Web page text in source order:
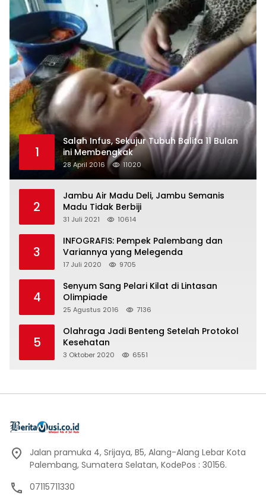
1
Salah Infus, Sekujur Tubuh Balita 11 Bulan
ini Membengkak
28 April 2016 11020
2
Jambu Air Madu Deli, Jambu Semanis
Madu Tidak Berbiji
31 Juli 2021 10614
3
INFOGRAFIS: Pempek Palembang dan
Variannya yang Melegenda
17 Juli 2020 9705
4
Senyum Sang Pelari Kilat di Lintasan
Olimpiade
25 Agustus 2016 7136
5
Olahraga Jadi Benteng Setelah Protokol
Kesehatan
3 Oktober 2020 6551
Jalan pramuka 4, Srijaya, B5, Alang-Alang Lebar Kota
Palembang, Sumatera Selatan, KodePos : 30156.
07115711330